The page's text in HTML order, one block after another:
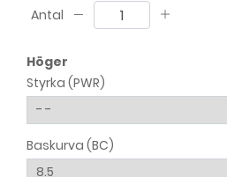
Antal
Höger
Styrka (PWR)
Baskurva (BC)